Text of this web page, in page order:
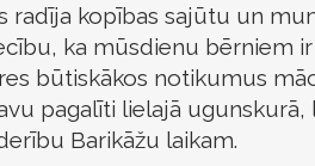
radīja kopības sajūtu un
ka mūsdienu bērniem
būtiskākos notikumus
pagalīti lielajā ugunskurā,
Barikāžu laikam.